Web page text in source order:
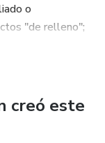
o
"de relleno";
altas tasas de
ofreciendo
Bienvenido a
creó este